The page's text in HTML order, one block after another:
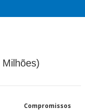
Compromissos